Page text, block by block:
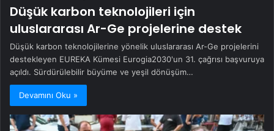
Düşük karbon teknolojileri için
uluslararası Ar-Ge projelerine destek
Düşük karbon teknolojilerine yönelik uluslararası Ar-Ge projelerini
destekleyen EUREKA Kümesi Eurogia2030'un 31. çağrısı başvuruya
açıldı. Sürdürülebilir büyüme ve yeşil dönüşüm…
Devamını Oku »